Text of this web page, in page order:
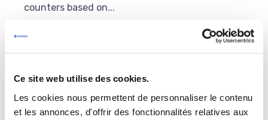
Ce site web utilise des cookies.
Les cookies nous permettent de personnaliser le contenu
et les annonces, d'offrir des fonctionnalités relatives aux
counters based on...